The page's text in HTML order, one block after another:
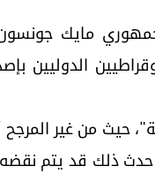
مايك
الدوليين
حيث من غير
حدث ذلك قد يتم